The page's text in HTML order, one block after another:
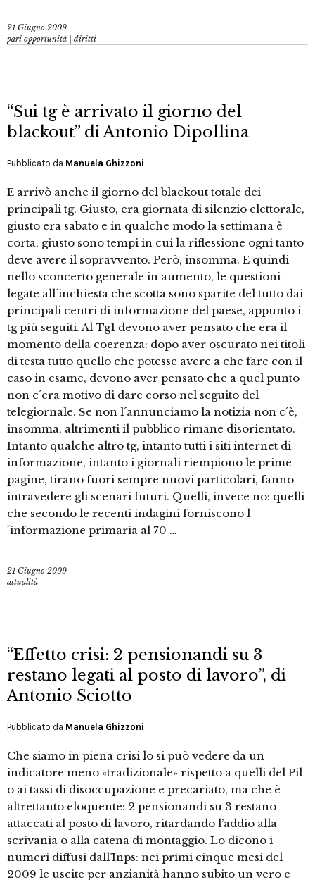
21 Giugno 2009
pari opportunità | diritti
“Sui tg è arrivato il giorno del
blackout” di Antonio Dipollina
Pubblicato da Manuela Ghizzoni
E arrivò anche il giorno del blackout totale dei
principali tg. Giusto, era giornata di silenzio elettorale,
giusto era sabato e in qualche modo la settimana è
corta, giusto sono tempi in cui la riflessione ogni tanto
deve avere il sopravvento. Però, insomma. E quindi
nello sconcerto generale in aumento, le questioni
legate all´inchiesta che scotta sono sparite del tutto dai
principali centri di informazione del paese, appunto i
tg più seguiti. Al Tg1 devono aver pensato che era il
momento della coerenza: dopo aver oscurato nei titoli
di testa tutto quello che potesse avere a che fare con il
caso in esame, devono aver pensato che a quel punto
non c´era motivo di dare corso nel seguito del
telegiornale. Se non l´annunciamo la notizia non c´è,
insomma, altrimenti il pubblico rimane disorientato.
Intanto qualche altro tg, intanto tutti i siti internet di
informazione, intanto i giornali riempiono le prime
pagine, tirano fuori sempre nuovi particolari, fanno
intravedere gli scenari futuri. Quelli, invece no: quelli
che secondo le recenti indagini forniscono l
´informazione primaria al 70 …
21 Giugno 2009
attualità
“Effetto crisi: 2 pensionandi su 3
restano legati al posto di lavoro”, di
Antonio Sciotto
Pubblicato da Manuela Ghizzoni
Che siamo in piena crisi lo si può vedere da un
indicatore meno «tradizionale» rispetto a quelli del Pil
o ai tassi di disoccupazione e precariato, ma che è
altrettanto eloquente: 2 pensionandi su 3 restano
attaccati al posto di lavoro, ritardando l’addio alla
scrivania o alla catena di montaggio. Lo dicono i
numeri diffusi dall’Inps: nei primi cinque mesi del
2009 le uscite per anzianità hanno subito un vero e